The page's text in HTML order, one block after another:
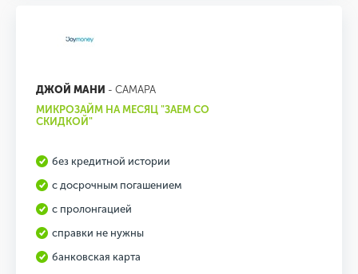
ДЖОЙ МАНИ - САМАРА
МИКРОЗАЙМ НА МЕСЯЦ "ЗАЕМ СО
СКИДКОЙ"
без кредитной истории
с досрочным погашением
с пролонгацией
справки не нужны
банковская карта